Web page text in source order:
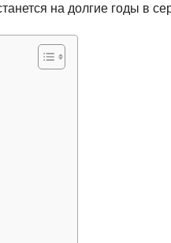
на долгие годы в